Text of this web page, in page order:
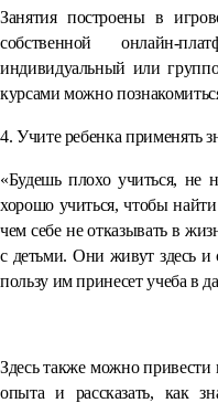
Занятия построены в
собственной онлайн-
индивидуальный или
курсами можно
4. Учите ребенка применять
«Будешь плохо учиться,
хорошо учиться, чтобы
чем себе не отказывать в
с детьми. Они живут здесь
пользу им принесет учеба в
Здесь также можно привести
опыта и рассказать, как